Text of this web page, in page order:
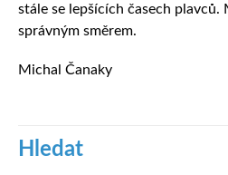
stále se lepšících časech plavců.
správným směrem.
Michal Čanaky
Hledat